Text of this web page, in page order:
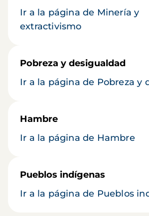
Ir a la página de Minería y
extractivismo
Pobreza y desigualdad
Ir a la página de Pobreza y
Hambre
Ir a la página de Hambre
Pueblos indígenas
Ir a la página de Pueblos